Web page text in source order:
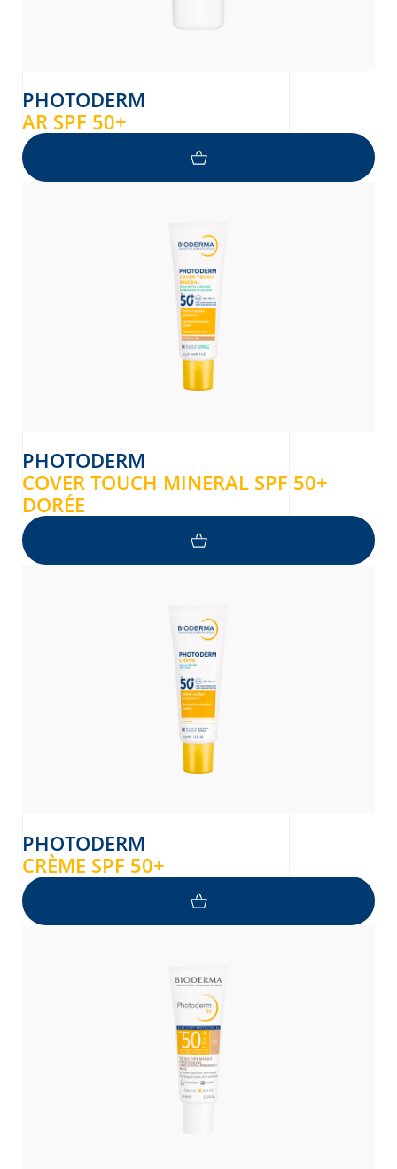
PHOTODERM
AR SPF 50+
PHOTODERM
COVER TOUCH MINERAL SPF 50+
DORÉE
PHOTODERM
CRÈME SPF 50+